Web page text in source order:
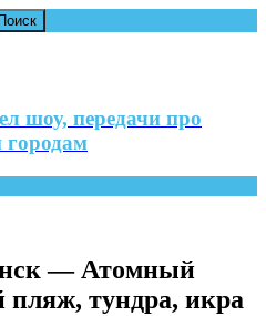
шоу, передачи про
городам
— Атомный
пляж, тундра, икра